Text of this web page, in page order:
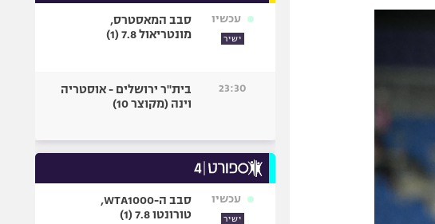
עכשיו
ישיר
סבב המאסטרס,
מונטריאול 7.8 (1)
23:30
בית"ר ירושלים - אוסטריה
וינה (מקוצר 10)
עכשיו
ישיר
סבב ה-WTA1000,
טורונטו 7.8 (1)